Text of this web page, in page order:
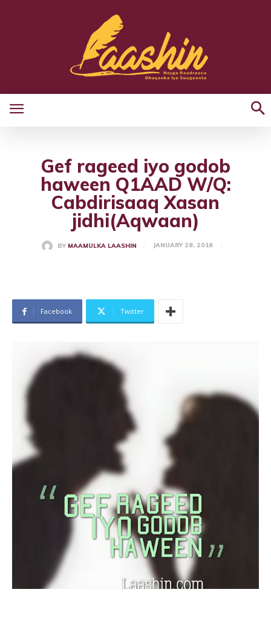
Gef rageed iyo godob
haween Q1AAD W/Q:
Cabdirisaaq Xasan
jidhi(Aqwaan)
BY MAAMULKA LAASHIN JANUARY 28, 2016
Facebook Twitter